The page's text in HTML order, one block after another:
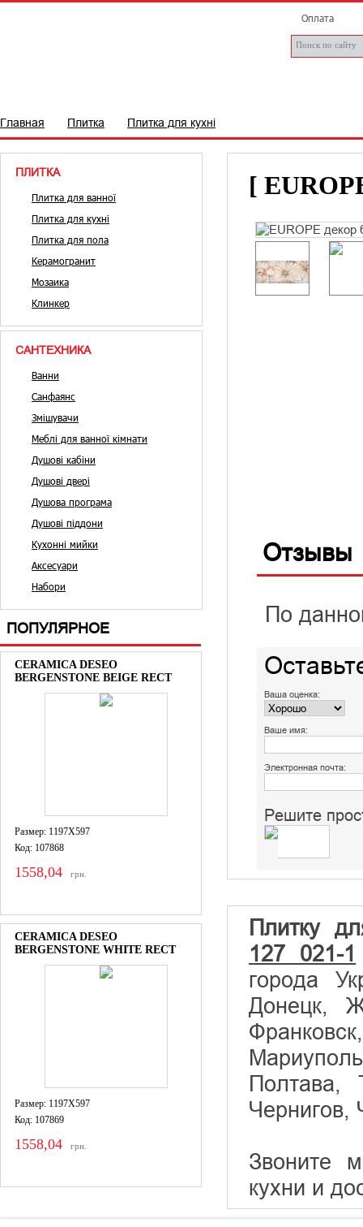
Оплата
Главная Плитка Плитка для кухні
ПЛИТКА
Плитка для ванної
Плитка для кухні
Плитка для пола
Керамогранит
Мозаика
Клинкер
САНТЕХНИКА
Ванни
Санфаянс
Змішувачи
Меблі для ванної кімнати
Душові кабіни
Душові двері
Душова програма
Душові піддони
Кухонні мийки
Аксесуари
Набори
ПОПУЛЯРНОЕ
CERAMICA DESEO
BERGENSTONE BEIGE RECT
Размер: 1197X597
Код: 107868
1558,04 грн.
CERAMICA DESEO
BERGENSTONE WHITE RECT
Размер: 1197X597
Код: 107869
1558,04 грн.
[
Отзывы
По
Ваша оценка:
Ваше имя:
Электронная почта:
Решите
Плитку
127 021-1
города
Донецк,
Полтава,
Чернигов,
Звоните
кухни и